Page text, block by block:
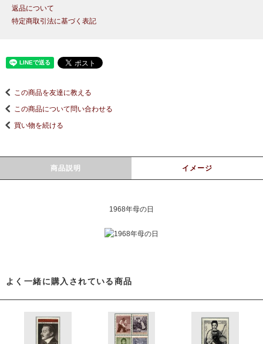
返品について
特定商取引法に基づく表記
この商品を友達に教える
この商品について問い合わせる
買い物を続ける
商品説明 イメージ
1968年母の日
よく一緒に購入されている商品